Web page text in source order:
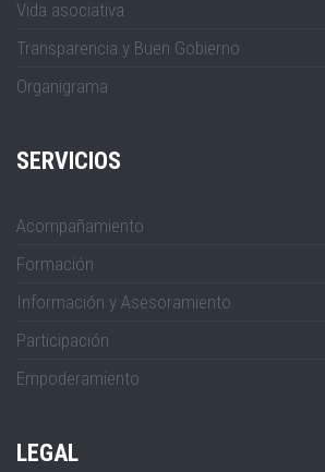
Vida asociativa
Transparencia y Buen Gobierno
Organigrama
SERVICIOS
Acompañamiento
Formación
Información y Asesoramiento
Participación
Empoderamiento
LEGAL